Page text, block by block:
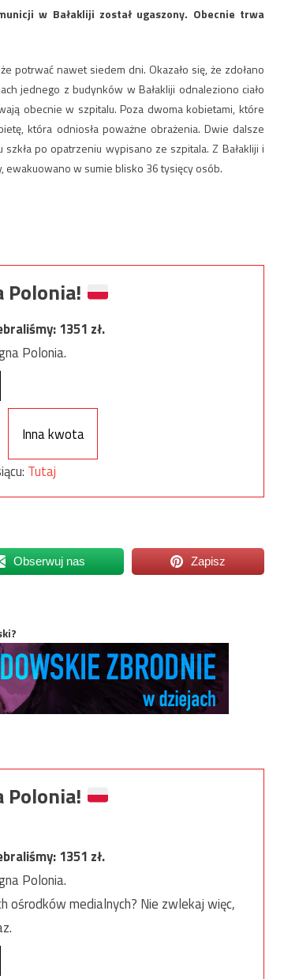
w Bałakliji został ugaszony. Obecnie trwa
potrwać nawet siedem dni. Okazało się, że zdołano
jednego z budynków w Bałakliji odnaleziono ciało
obecnie w szpitalu. Poza dwoma kobietami, które
która odniosła poważne obrażenia. Dwie dalsze
po opatrzeniu wypisano ze szpitala. Z Bałakliji i
w sumie blisko 36 tysięcy osób.
Polonia!
1351 zł.
Polonia.
Inna kwota
Tutaj
Obserwuj nas Zapisz
Polonia!
1351 zł.
Polonia.
medialnych? Nie zwlekaj więc,